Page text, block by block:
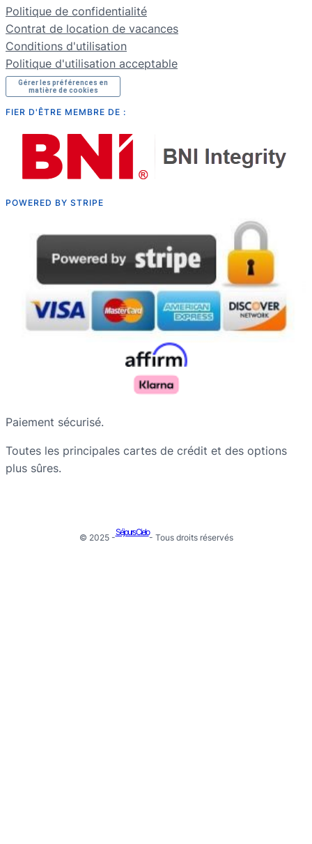
RU
Politique de confidentialité
Contrat de location de vacances
Conditions d'utilisation
Politique d'utilisation acceptable
Gérer les préférences en
matière de cookies
FIER D'ÊTRE MEMBRE DE :
POWERED BY STRIPE
Paiement sécurisé.
Toutes les principales cartes de crédit et des options
plus sûres.
© 2025 -
Séjours Cielo
- Tous droits réservés